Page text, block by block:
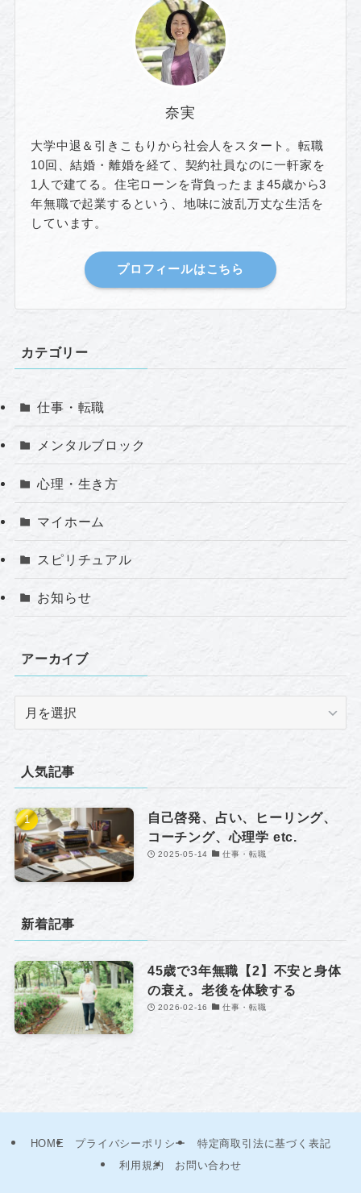
奈実
大学中退＆引きこもりから社会人をスタート。転職
10回、結婚・離婚を経て、契約社員なのに一軒家を
1人で建てる。住宅ローンを背負ったまま45歳から3
年無職で起業するという、地味に波乱万丈な生活を
しています。
プロフィールはこちら
カテゴリー
仕事・転職
メンタルブロック
心理・生き方
マイホーム
スピリチュアル
お知らせ
アーカイブ
イ
ブ
人気記事
自己啓発、占い、ヒーリング、
コーチング、心理学 etc.
2025-05-14 仕事・転職
新着記事
45歳で3年無職【2】不安と身体
の衰え。老後を体験する
2026-02-16 仕事・転職
HOME プライバシーポリシー
特定商取引法に基づく表記
利用規約
お問い合わせ